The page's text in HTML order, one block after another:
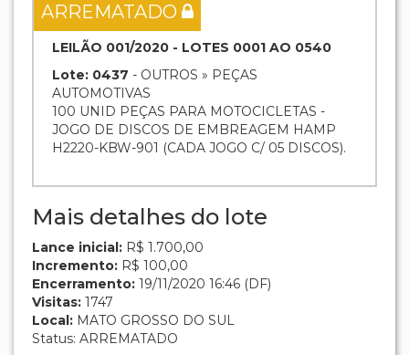
ARREMATADO
LEILÃO 001/2020 - LOTES 0001 AO 0540
Lote: 0437 - OUTROS » PEÇAS
AUTOMOTIVAS
100 UNID PEÇAS PARA MOTOCICLETAS -
JOGO DE DISCOS DE EMBREAGEM HAMP
H2220-KBW-901 (CADA JOGO C/ 05 DISCOS).
Mais detalhes do lote
Lance inicial: R$ 1.700,00
Incremento: R$ 100,00
Encerramento: 19/11/2020 16:46 (DF)
Visitas: 1747
Local: MATO GROSSO DO SUL
Status: ARREMATADO